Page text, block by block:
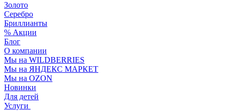
Золото
Серебро
Бриллианты
% Акции
Блог
О компании
Мы на WILDBERRIES
Мы на ЯНДЕКС МАРКЕТ
Мы на OZON
Новинки
Для детей
Услуги